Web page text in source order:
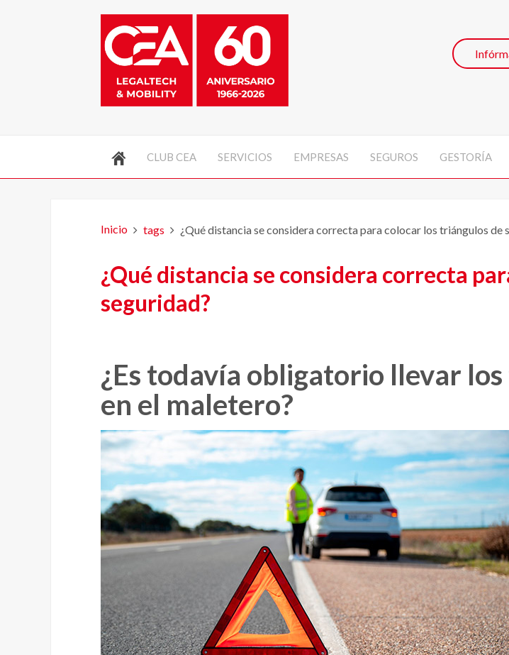
CLUB CEA SERVICIOS EMPRESAS SEGUROS GESTORÍA
Inicio tags ¿Qué distancia se considera correcta para colocar los triángulos de
¿Qué distancia se considera correcta
seguridad?
¿Es todavía obligatorio llevar
en el maletero?